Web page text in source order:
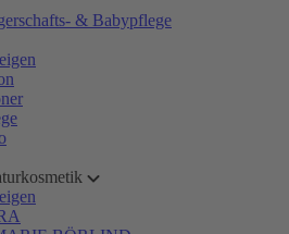
& Babypflege